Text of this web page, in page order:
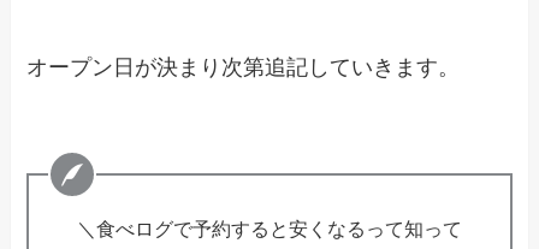
オープン日が決まり次第追記していきます。
＼食べログで予約すると安くなるって知って